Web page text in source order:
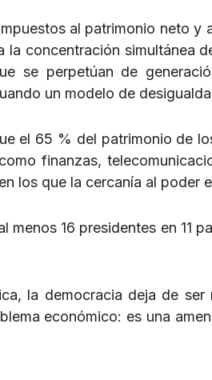
al patrimonio neto y
concentración simultánea
se perpetúan de
un modelo de
el 65 % del patrimonio de
finanzas,
los que la cercanía al poder
16 presidentes en 11
la democracia deja de
económico: es una